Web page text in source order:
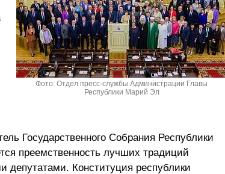
Фото: Отдел пресс-службы Администрации Главы
Республики Марий Эл
Государственного Собрания Республики
преемственность лучших традиций
Конституция республики